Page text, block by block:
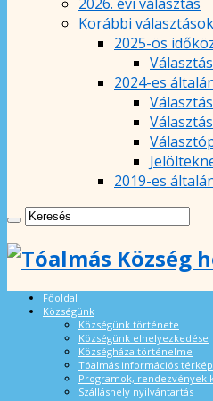
Korábbi választások
2025-ös
2024-es
2019-es
Főoldal
Községünk
Községünk története
Községünk elhelyezkedése
Községháza történelme
Tóalmás információs
Programok, rendezvények
Szálláshely nyilvántartás